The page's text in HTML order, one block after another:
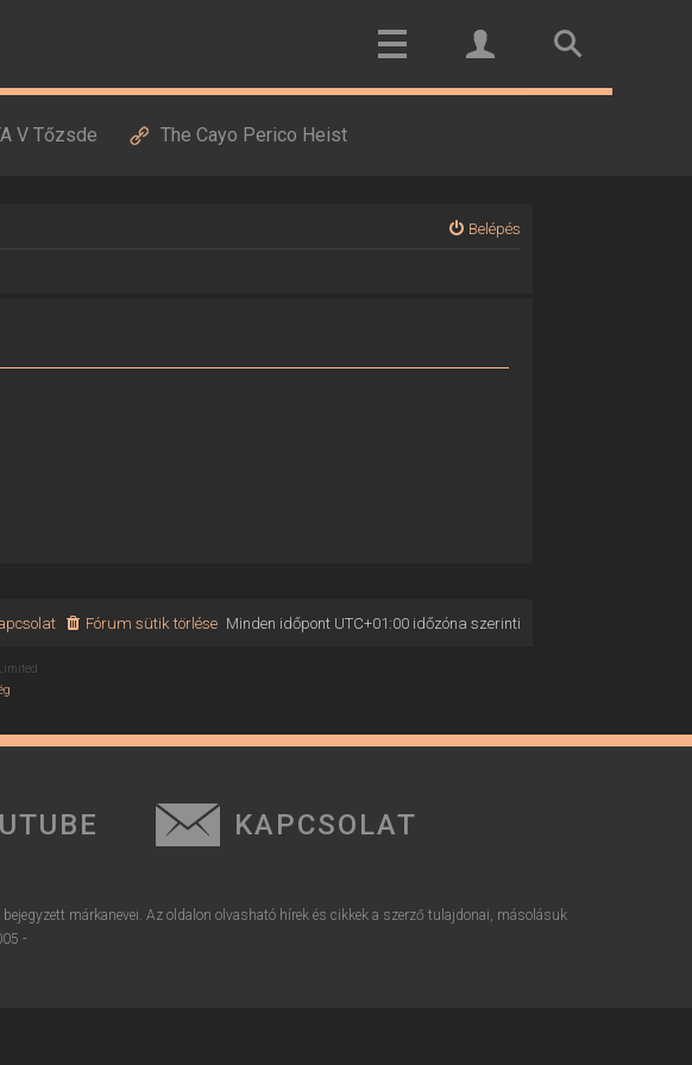
V Tőzsde The Cayo Perico Heist
Belépés
Minden időpont UTC+01:00időzóna szerinti
Fórum sütik törlése
KAPCSOLAT
márkanevei. Az oldalon olvasható hírek és cikkek a szerző tulajdonai, másolásuk
-